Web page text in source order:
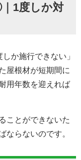
1度しか対
か施行できない」
屋根材が短期間に
用年数を迎えれば
ことができないた
ならないのです。